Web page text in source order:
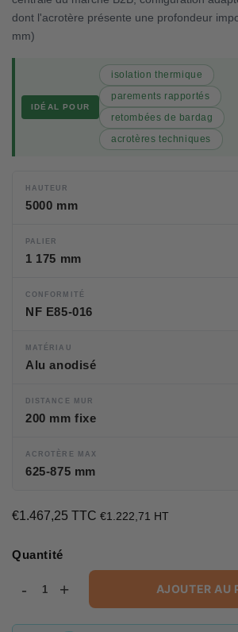
dont l'acrotère présente une profondeur
mm)
IDÉAL POUR
isolation thermique
parements rapportés
retombées de bardag
acrotères techniques
HAUTEUR
5000 mm
PALIER
1 175 mm
CONFORMITÉ
NF E85-016
MATÉRIAU
Alu anodisé
DISTANCE MUR
200 mm fixe
ACROTÈRE MAX
625-875 mm
€1.467,25 TTC €1.467,25
€1.222,71 HT
price
Quantité
- + AJOUTER AU